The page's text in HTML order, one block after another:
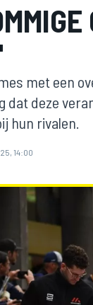
met een
dat deze
hun rivalen.
14:00